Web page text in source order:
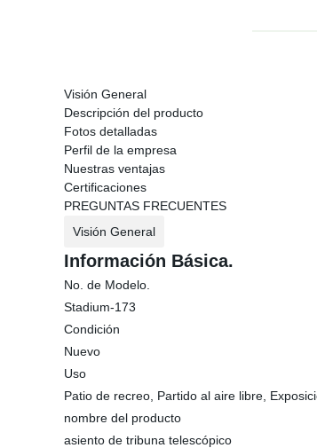
Visión General
Descripción del producto
Fotos detalladas
Perfil de la empresa
Nuestras ventajas
Certificaciones
PREGUNTAS FRECUENTES
Visión General
Información Básica.
No. de Modelo.
Stadium-173
Condición
Nuevo
Uso
Patio de recreo, Partido al aire libre,
nombre del producto
asiento de tribuna telescópico